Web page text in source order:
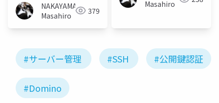
NAKAYAMA
Masahiro
379
Masahiro
#サーバー管理 #SSH #公開鍵認証
#Domino